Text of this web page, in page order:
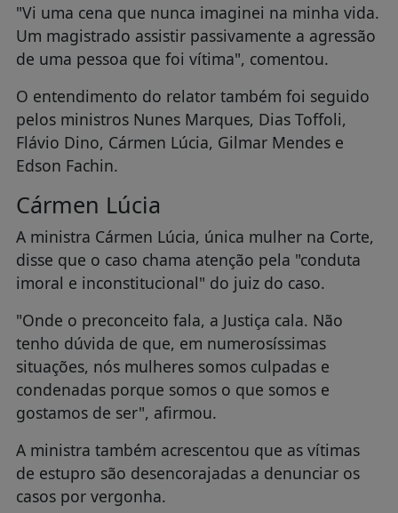
"Vi uma cena que nunca imaginei na minha vida.
Um magistrado assistir passivamente a agressão
de uma pessoa que foi vítima", comentou.
O entendimento do relator também foi seguido
pelos ministros Nunes Marques, Dias Toffoli,
Flávio Dino, Cármen Lúcia, Gilmar Mendes e
Edson Fachin.
Cármen Lúcia
A ministra Cármen Lúcia, única mulher na Corte,
disse que o caso chama atenção pela "conduta
imoral e inconstitucional" do juiz do caso.
"Onde o preconceito fala, a Justiça cala. Não
tenho dúvida de que, em numerosíssimas
situações, nós mulheres somos culpadas e
condenadas porque somos o que somos e
gostamos de ser", afirmou.
A ministra também acrescentou que as vítimas
de estupro são desencorajadas a denunciar os
casos por vergonha.